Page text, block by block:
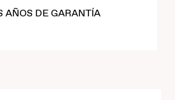
AÑOS DE GARANTÍA